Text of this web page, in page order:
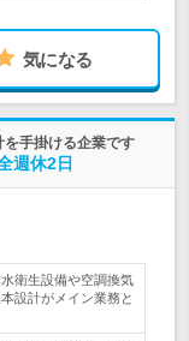
気になる
手掛ける企業です
週休2日
衛生設備や空調換気
設計がメイン業務と